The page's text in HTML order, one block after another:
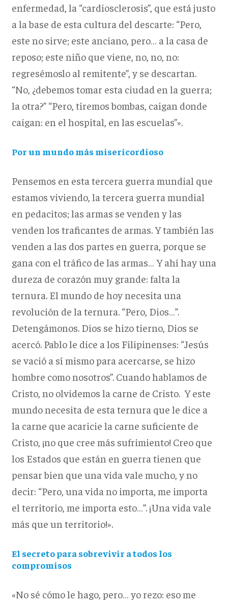
enfermedad, la “cardiosclerosis”, que está justo
a la base de esta cultura del descarte: “Pero,
este no sirve; este anciano, pero… a la casa de
reposo; este niño que viene, no, no, no:
regresémoslo al remitente”, y se descartan.
“No, ¿debemos tomar esta ciudad en la guerra;
la otra?” “Pero, tiremos bombas, caigan donde
caigan: en el hospital, en las escuelas”».
Por un mundo más misericordioso
Pensemos en esta tercera guerra mundial que
estamos viviendo, la tercera guerra mundial
en pedacitos; las armas se venden y las
venden los traficantes de armas. Y también las
venden a las dos partes en guerra, porque se
gana con el tráfico de las armas… Y ahí hay una
dureza de corazón muy grande: falta la
ternura. El mundo de hoy necesita una
revolución de la ternura. “Pero, Dios…”.
Detengámonos. Dios se hizo tierno, Dios se
acercó. Pablo le dice a los Filipinenses: “Jesús
se vació a sí mismo para acercarse, se hizo
hombre como nosotros”. Cuando hablamos de
Cristo, no olvidemos la carne de Cristo. Y este
mundo necesita de esta ternura que le dice a
la carne que acaricie la carne suficiente de
Cristo, ¡no que cree más sufrimiento! Creo que
los Estados que están en guerra tienen que
pensar bien que una vida vale mucho, y no
decir: “Pero, una vida no importa, me importa
el territorio, me importa esto…”. ¡Una vida vale
más que un territorio!».
El secreto para sobrevivir a todos los
compromisos
«No sé cómo le hago, pero… yo rezo: eso me